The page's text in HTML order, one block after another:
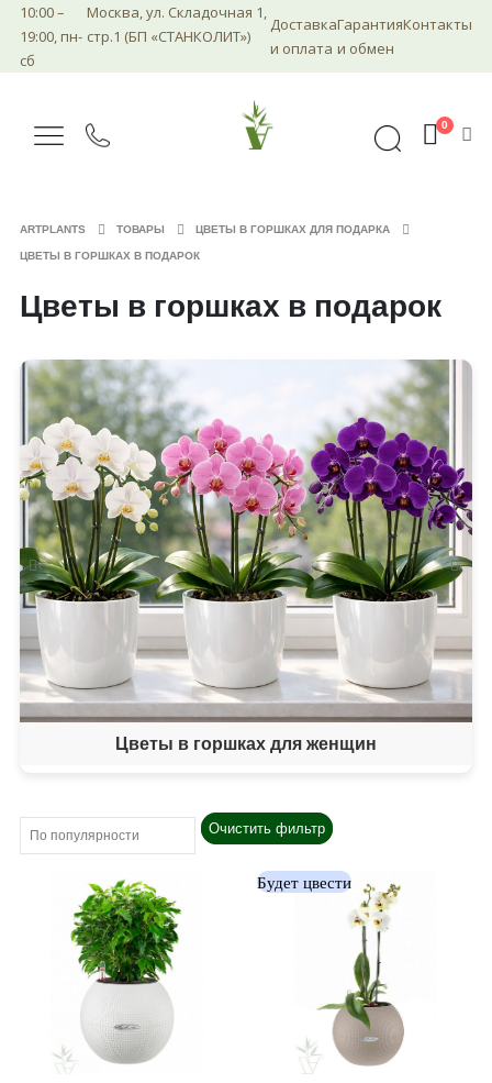
10:00 –
19:00, пн-
сб
Москва, ул. Складочная 1,
стр.1 (БП «СТАНКОЛИТ»)
Доставка
и оплата
Гарантия
и обмен
Контакты
0
ARTPLANTS ТОВАРЫ ЦВЕТЫ В ГОРШКАХ ДЛЯ ПОДАРКА
ЦВЕТЫ В ГОРШКАХ В ПОДАРОК
Цветы в горшках в подарок
Цветы в горшках для женщин
‹ ›
Очистить фильтр
Будет цвести